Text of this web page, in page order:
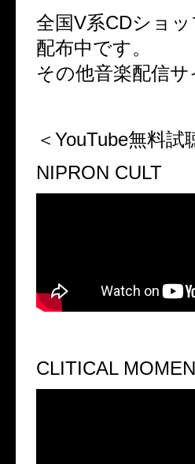
全国V系CDショ
配布中です。
その他音楽配信サ
＜YouTube無料試
NIPRON CULT
CLITICAL